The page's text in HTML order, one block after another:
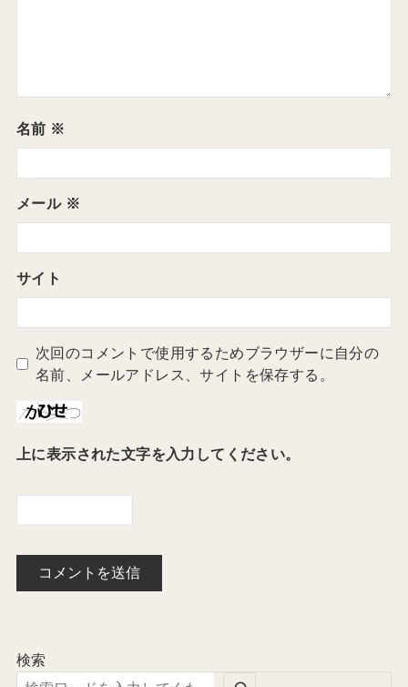
名前 ※
メール ※
サイト
次回のコメントで使用するためブラウザーに自分の
名前、メールアドレス、サイトを保存する。
上に表示された文字を入力してください。
検索